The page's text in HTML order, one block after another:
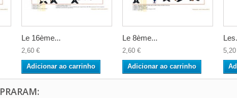
Le 16ème...
2,60 €
Adicionar ao carrinho
Le 8ème...
2,60 €
Adicionar ao carrinho